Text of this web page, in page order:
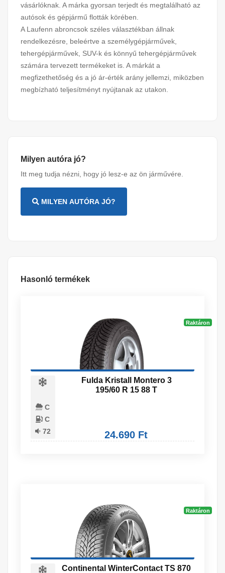
vásárlóknak. A márka gyorsan terjedt és megtalálható az
autósok és gépjármű flották körében.
A Laufenn abroncsok széles választékban állnak
rendelkezésre, beleértve a személygépjárművek,
tehergépjárművek, SUV-k és könnyű tehergépjárművek
számára tervezett termékeket is. A márkát a
megfizethetőség és a jó ár-érték arány jellemzi, miközben
megbízható teljesítményt nyújtanak az utakon.
Milyen autóra jó?
Itt meg tudja nézni, hogy jó lesz-e az ön járművére.
MILYEN AUTÓRA JÓ?
Hasonló termékek
Raktáron
C
C
72
Fulda Kristall Montero 3
195/60 R 15 88 T
24.690 Ft
Raktáron
Continental WinterContact TS 870